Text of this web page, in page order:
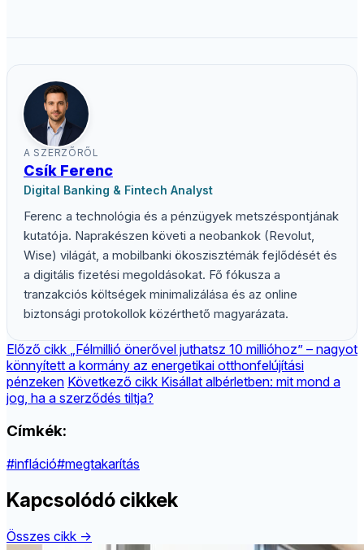
A SZERZŐRŐL
Csík Ferenc
Digital Banking & Fintech Analyst
Ferenc a technológia és a pénzügyek metszéspontjának
kutatója. Naprakészen követi a neobankok (Revolut,
Wise) világát, a mobilbanki ökoszisztémák fejlődését és
a digitális fizetési megoldásokat. Fő fókusza a
tranzakciós költségek minimalizálása és az online
biztonsági protokollok közérthető magyarázata.
Előző cikk „Félmillió önerővel juthatsz 10 millióhoz” – nagyot
könnyített a kormány az energetikai otthonfelújítási
pénzeken Következő cikk Kisállat albérletben: mit mond a
jog, ha a szerződés tiltja?
Címkék:
#infláció#megtakarítás
Kapcsolódó cikkek
Összes cikk →